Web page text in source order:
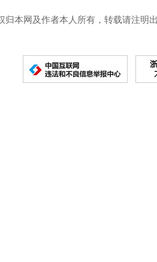
归本网及作者本人所有，转载请注明